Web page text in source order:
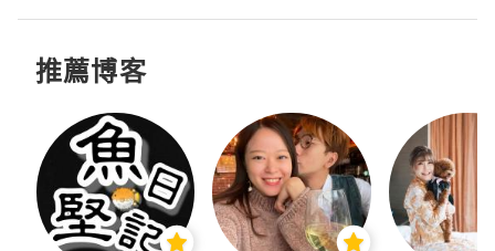
推薦博客